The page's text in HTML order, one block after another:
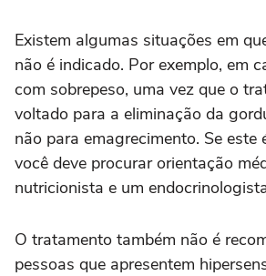
Existem algumas situações em
não é indicado. Por exemplo, em
com sobrepeso, uma vez que o
voltado para a eliminação da
não para emagrecimento. Se este
você deve procurar orientação
nutricionista e um
O tratamento também não é
pessoas que apresentem